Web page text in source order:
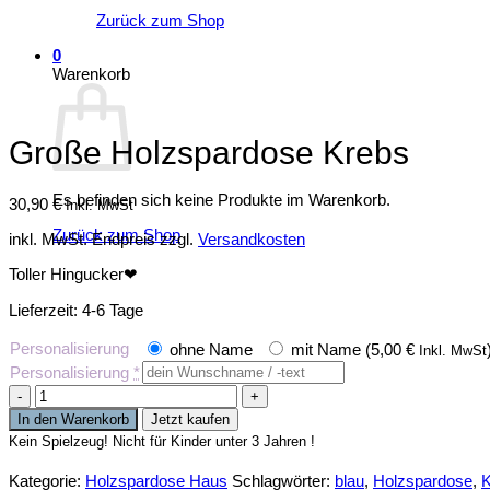
Zurück zum Shop
0
Warenkorb
Es befinden sich keine Produkte im Warenkorb.
Zurück zum Shop
Große Holzspardose Krebs
30,90 € Inkl. MwSt
inkl. MwSt. Endpreis zzgl. Versandkosten
Toller Hingucker❤
Lieferzeit: 4-6 Tage
Personalisierung ohne Name mit Name (5,00 € Inkl. MwSt)
Personalisierung *
Große
Holzspardose
Krebs
Menge
In den Warenkorb
Jetzt kaufen
Kein Spielzeug! Nicht für Kinder unter 3 Jahren !
Kategorie: Holzspardose Haus Schlagwörter: blau, Holzspardose,